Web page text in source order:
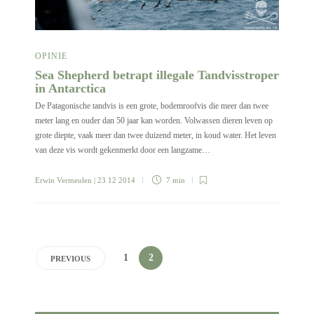
OPINIE
Sea Shepherd betrapt illegale Tandvisstroper
in Antarctica
De Patagonische tandvis is een grote, bodemroofvis die meer dan twee
meter lang en ouder dan 50 jaar kan worden. Volwassen dieren leven op
grote diepte, vaak meer dan twee duizend meter, in koud water. Het leven
van deze vis wordt gekenmerkt door een langzame…
Erwin Vermeulen | 23 12 2014 7 min
PREVIOUS 1 2